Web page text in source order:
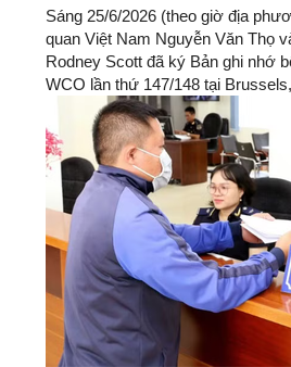
Sáng 25/6/2026 (theo giờ địa
quan Việt Nam Nguyễn Văn Thọ
Rodney Scott đã ký Bản ghi nhớ
WCO lần thứ 147/148 tại